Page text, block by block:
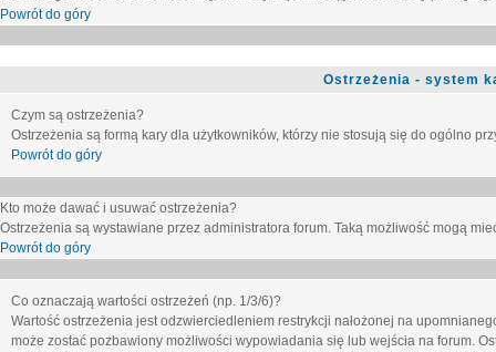
Powrót do góry
Ostrzeżenia - system
Czym są ostrzeżenia?
Ostrzeżenia są formą kary dla użytkowników, którzy nie stosują się do ogólno
Powrót do góry
Kto może dawać i usuwać ostrzeżenia?
Ostrzeżenia są wystawiane przez administratora forum. Taką możliwość mogą
Powrót do góry
Co oznaczają wartości ostrzeżeń (np. 1/3/6)?
Wartość ostrzeżenia jest odzwierciedleniem restrykcji nałożonej na
może zostać pozbawiony możliwości wypowiadania się lub wejścia na forum.